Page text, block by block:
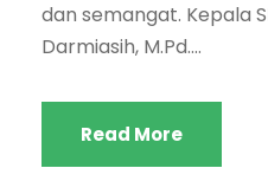
dan semangat. Kepala
Darmiasih, M.Pd....
Read More